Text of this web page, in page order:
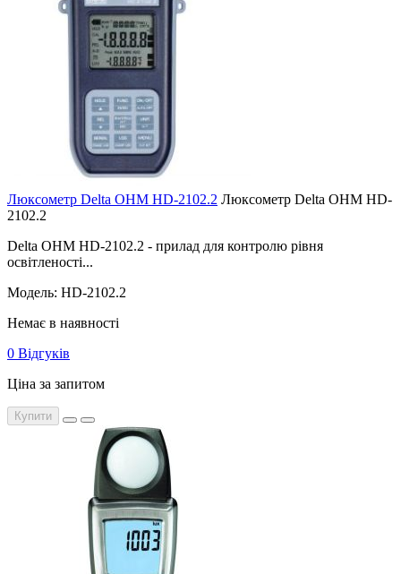
Люксометр Delta OHM HD-2102.2 Люксометр Delta OHM HD-
2102.2
Delta OHM HD-2102.2 - прилад для контролю рівня
освітленості...
Модель: HD-2102.2
Немає в наявності
0 Відгуків
Ціна за запитом
Купити